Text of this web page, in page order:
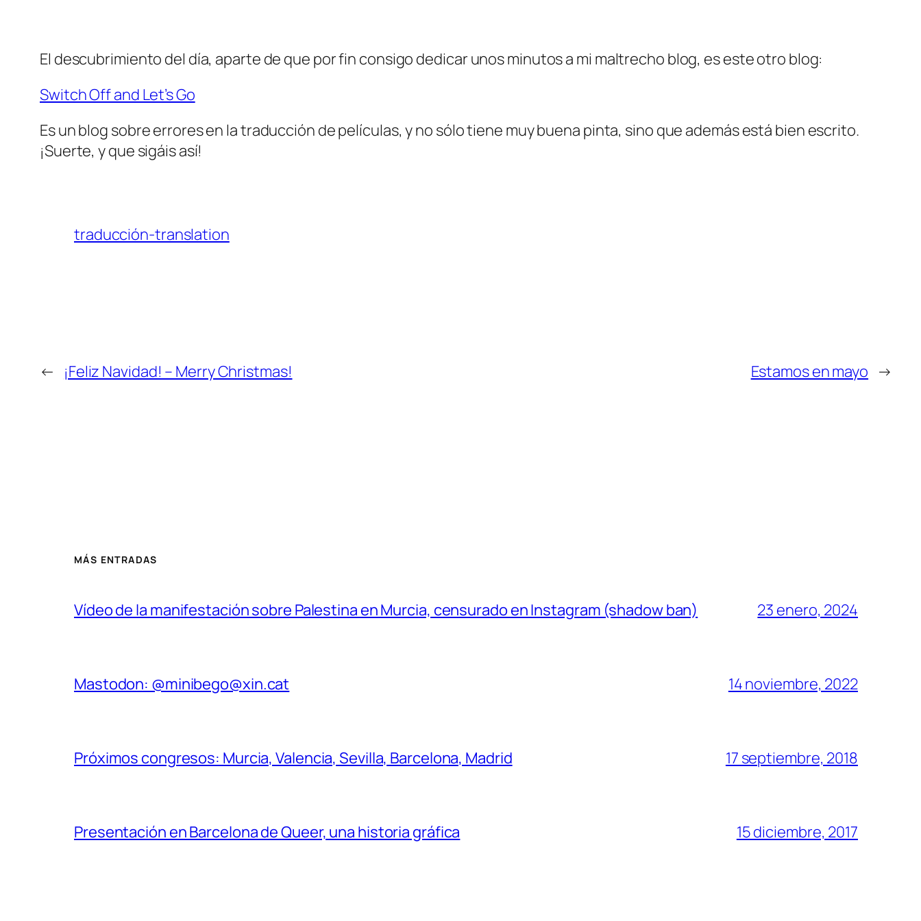
El descubrimiento del día, aparte de que por fin consigo dedicar unos minutos a mi maltrecho blog, es este otro blog:
Switch Off and Let’s Go
Es un blog sobre errores en la traducción de películas, y no sólo tiene muy buena pinta, sino que además está bien escrito.
¡Suerte, y que sigáis así!
traducción-translation
← ¡Feliz Navidad! – Merry Christmas! Estamos en mayo →
MÁS ENTRADAS
Vídeo de la manifestación sobre Palestina en Murcia, censurado en Instagram (shadow ban) 23 enero, 2024
Mastodon: @minibego@xin.cat 14 noviembre, 2022
Próximos congresos: Murcia, Valencia, Sevilla, Barcelona, Madrid 17 septiembre, 2018
Presentación en Barcelona de Queer, una historia gráfica 15 diciembre, 2017